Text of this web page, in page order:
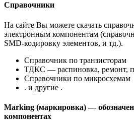
Справочники
На сайте Вы можете скачать
электронным компонентам
SMD-кодировку элементов, и тд.).
Справочник по транзисторам
ТДКС — распиновка, ремонт,
Справочники по микросхемам
. и другие .
Marking (маркировка) —
компонентах